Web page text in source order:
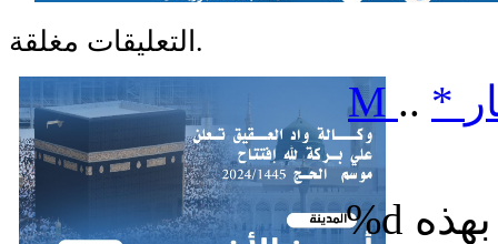
التعليقات مغلقة.
M .. *
%d